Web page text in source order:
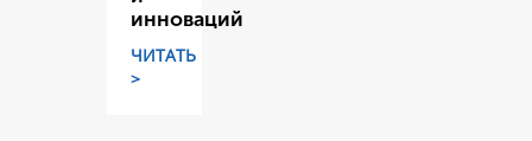
инноваций
ЧИТАТЬ
>